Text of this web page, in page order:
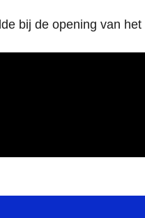
bij de opening van het